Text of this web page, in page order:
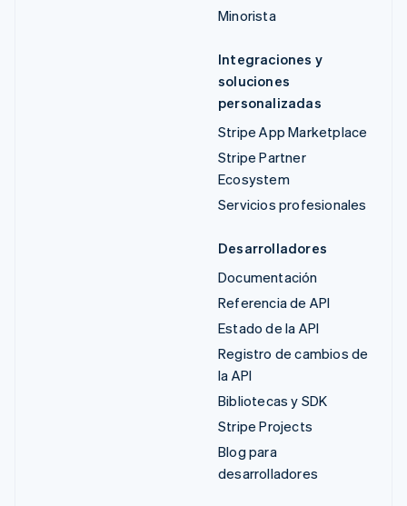
Minorista
Integraciones y
soluciones
personalizadas
Stripe App Marketplace
Stripe Partner
Ecosystem
Servicios profesionales
Desarrolladores
Documentación
Referencia de API
Estado de la API
Registro de cambios de
la API
Bibliotecas y SDK
Stripe Projects
Blog para
desarrolladores